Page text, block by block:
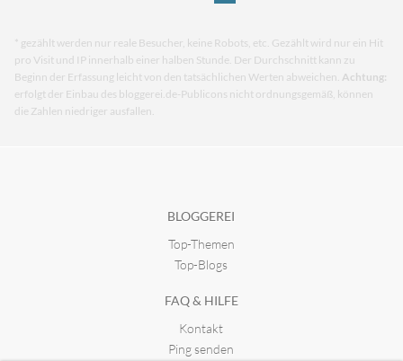
* gezählt werden nur reale Besucher, keine Robots, etc. Gezählt wird nur ein Hit
pro Visit und IP innerhalb einer halben Stunde. Der Durchschnitt kann zu
Beginn der Erfassung leicht von den tatsächlichen Werten abweichen. Achtung:
erfolgt der Einbau des bloggerei.de-Publicons nicht ordnungsgemäß, können
die Zahlen niedriger ausfallen.
BLOGGEREI
Top-Themen
Top-Blogs
FAQ & HILFE
Kontakt
Ping senden